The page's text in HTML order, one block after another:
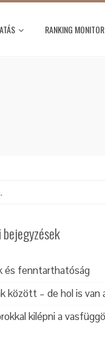
RANKING MONITOR
és fenntarthatóság
között – de hol is van
kilépni a